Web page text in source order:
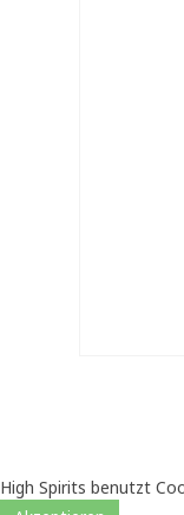
High Spirits benutzt